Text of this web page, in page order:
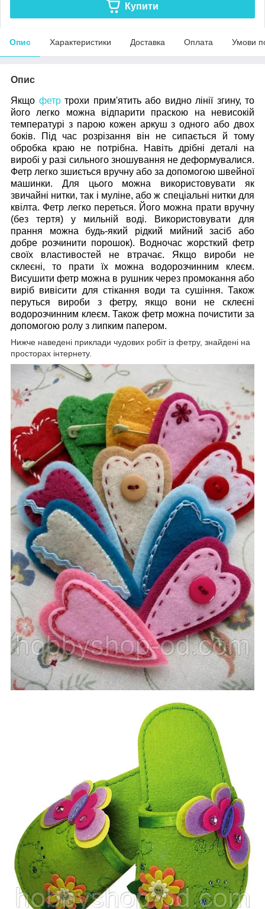
Купити
Опис Характеристики Доставка Оплата Умови
Опис
Якщо фетртрохи прим'ятить або видно лінії згину, то
його легко можна відпарити праскою на невисокій
температурі з парою кожен аркуш з одного або двох
боків. Під час розрізання він не сипається й тому
обробка краю не потрібна. Навіть дрібні деталі на
виробі у разі сильного зношування не деформувалися.
Фетр легко зшиється вручну або за допомогою швейної
машинки. Для цього можна використовувати як
звичайні нитки, так і муліне, або ж спеціальні нитки для
квілта. Фетр легко переться. Його можна прати вручну
(без тертя) у мильній воді. Використовувати для
прання можна будь-який рідкий мийний засіб або
добре розчинити порошок). Водночас жорсткий фетр
своїх властивостей не втрачає. Якщо вироби не
склеєні, то прати їх можна водорозчинним клеєм.
Висушити фетр можна в рушник через промокання або
виріб вивісити для стікання води та сушіння. Також
перуться вироби з фетру, якщо вони не склеєні
водорозчинним клеєм. Також фетр можна почистити за
допомогою ролу з липким папером.
Нижче наведені приклади чудових робіт із фетру, знайдені на
просторах інтернету.